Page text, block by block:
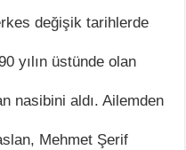
değişik tarihlerde
yılın üstünde olan
nasibini aldı. Ailemden
Mehmet Şerif